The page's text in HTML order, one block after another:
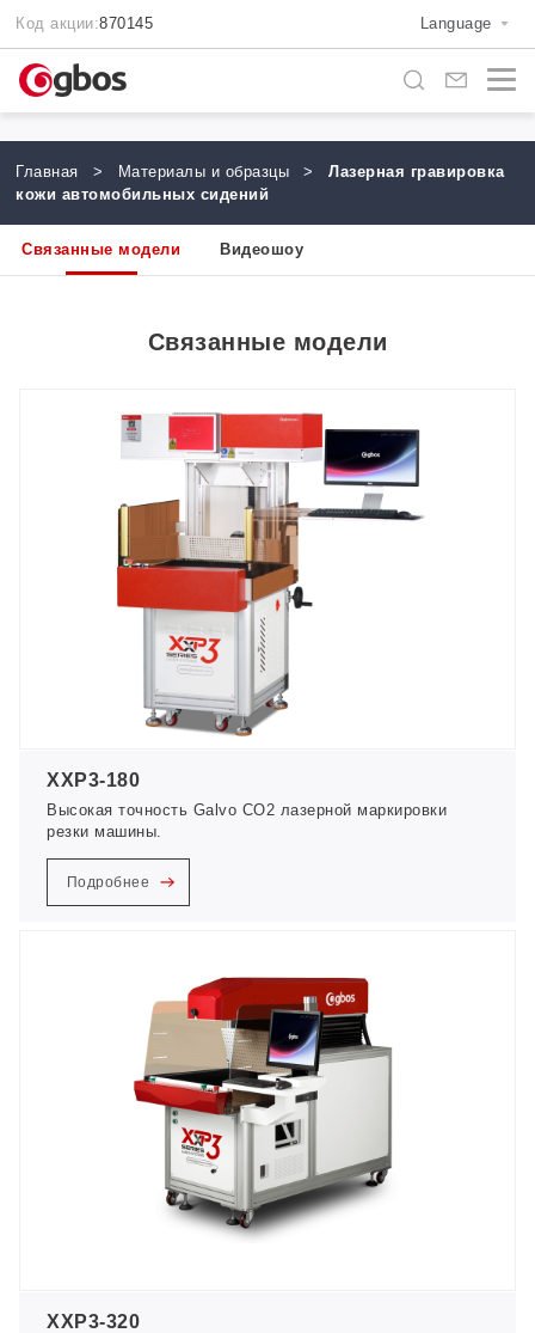
Код акции:870145 Language
Главная > Материалы и образцы >
Лазерная гравировка
кожи автомобильных сидений
Связанные модели Видеошоу
Связанные модели
XXP3-180
Высокая точность Galvo CO2 лазерной маркировки
резки машины.
Подробнее
XXP3-320